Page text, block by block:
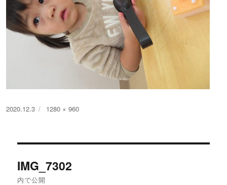
投
2020.12.3
フ
1280 × 960
稿
IMG_7302
内で公開